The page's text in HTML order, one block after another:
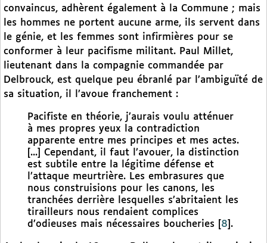
convaincus, adhèrent également à la Commune ; mais
les hommes ne portent aucune arme, ils servent dans
le génie, et les femmes sont infirmières pour se
conformer à leur pacifisme militant. Paul Millet,
lieutenant dans la compagnie commandée par
Delbrouck, est quelque peu ébranlé par l’ambiguïté de
sa situation, il l’avoue franchement :
Pacifiste en théorie, j’aurais voulu atténuer
à mes propres yeux la contradiction
apparente entre mes principes et mes actes.
[...] Cependant, il faut l’avouer, la distinction
est subtile entre la légitime défense et
l’attaque meurtrière. Les embrasures que
nous construisions pour les canons, les
tranchées derrière lesquelles s’abritaient les
tirailleurs nous rendaient complices
d’odieuses mais nécessaires boucheries
8 .